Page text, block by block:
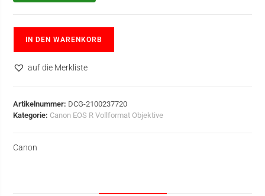
IN DEN WARENKORB
auf die Merkliste
Artikelnummer: DCG-2100237720
Kategorie: Canon EOS R Vollformat Objektive
Canon